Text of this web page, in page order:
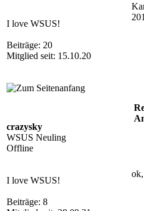
I love WSUS!
Beiträge: 20
Mitglied seit: 15.10.20
crazysky
WSUS Neuling
Offline
I love WSUS!
Beiträge: 8